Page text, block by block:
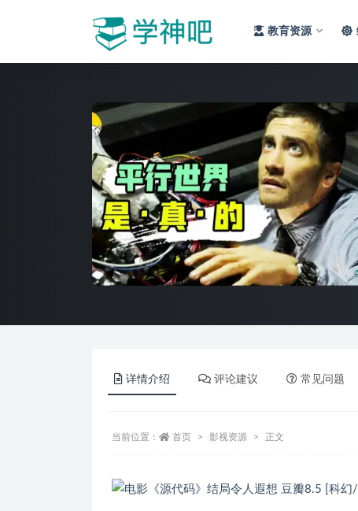
教育资源
详情介绍 评论建议 常见问题
当前位置： 首页 影视资源 正文